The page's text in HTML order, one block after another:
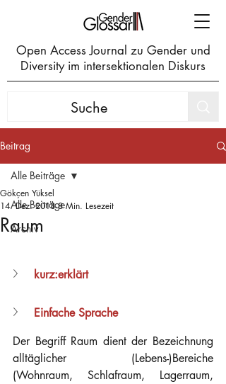
Open Access Journal zu Gender und
Diversity im intersektionalen Diskurs
Beitrag
Alle Beiträge
Archiv
Alle Beiträge
Raum
Gökçen Yüksel
14. Dez. 2018 8 Min. Lesezeit
kurz:erklärt
Einfache Sprache
Der Begriff Raum dient der Bezeichnung
alltäglicher (Lebens-)Bereiche
(Wohnraum, Schlafraum, Lagerraum,